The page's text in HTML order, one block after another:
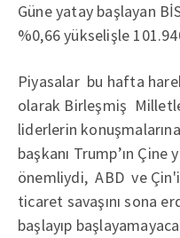
Güne yatay başlayan
%0,66 yükselişle
Piyasalar bu hafta
olarak Birleşmiş
liderlerin
başkanı Trump’ın Çine
önemliydi, ABD ve
ticaret savaşını sona
başlayıp